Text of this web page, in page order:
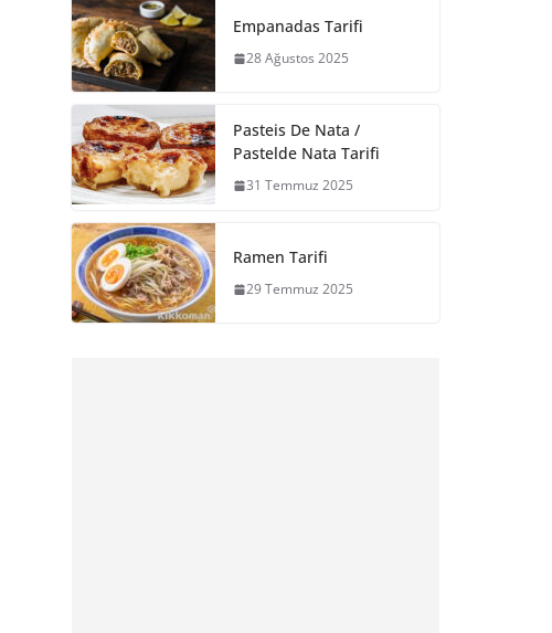
Empanadas Tarifi
28 Ağustos 2025
Pasteis De Nata /
Pastelde Nata Tarifi
31 Temmuz 2025
Ramen Tarifi
29 Temmuz 2025